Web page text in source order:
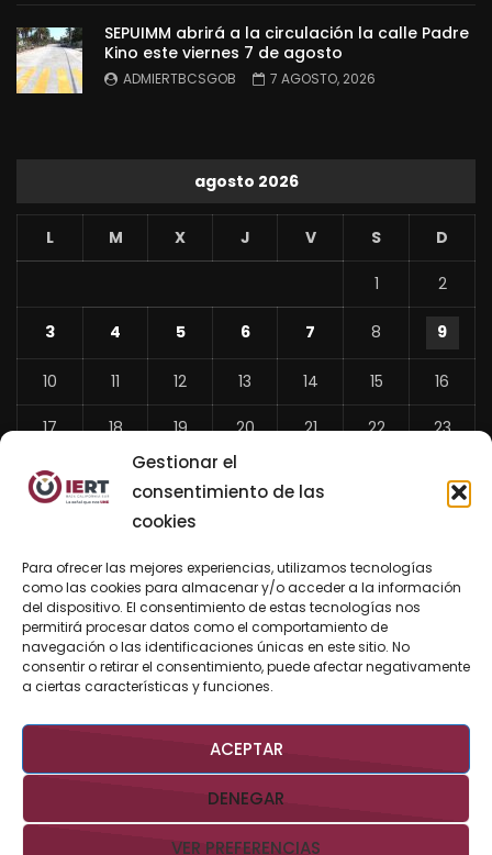
Gestionar el
consentimiento de las
cookies
Para ofrecer las mejores experiencias, utilizamos tecnologías
como las cookies para almacenar y/o acceder a la información
del dispositivo. El consentimiento de estas tecnologías nos
permitirá procesar datos como el comportamiento de
navegación o las identificaciones únicas en este sitio. No
consentir o retirar el consentimiento, puede afectar negativamente
a ciertas características y funciones.
ACEPTAR
DENEGAR
VER PREFERENCIAS
SEPUIMM abrirá a la circulación la calle Padre
Kino este viernes 7 de agosto
ADMIERTBCSGOB 7 AGOSTO, 2026
agosto 2026
L M X J V S D
1 2
3 4 5 6 7 8 9
10 11 12 13 14 15 16
17 18 19 20 21 22 23
24 26 27
«
Jul
BUSCAR AHORA